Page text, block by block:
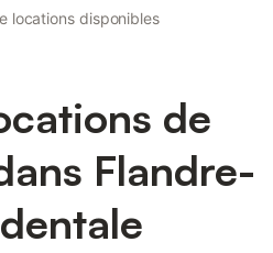
locations disponibles
de
Flandre-